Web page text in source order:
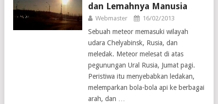
dan Lemahnya Manusia
Webmaster 16/02/2013
Sebuah meteor memasuki wilayah
udara Chelyabinsk, Rusia, dan
meledak. Meteor melesat di atas
pegunungan Ural Rusia, Jumat pagi.
Peristiwa itu menyebabkan ledakan,
melemparkan bola-bola api ke berbagai
arah, dan …